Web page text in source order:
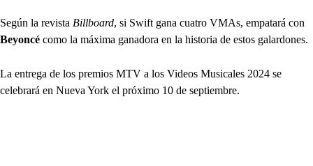
Según la revista Billboard, si Swift gana cuatro VMAs, empatará con
Beyoncé como la máxima ganadora en la historia de estos galardones.
La entrega de los premios MTV a los Videos Musicales 2024 se
celebrará en Nueva York el próximo 10 de septiembre.